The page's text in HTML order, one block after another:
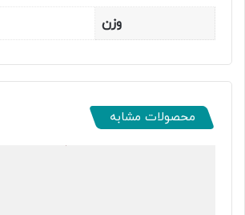
وزن
محصولات مشابه